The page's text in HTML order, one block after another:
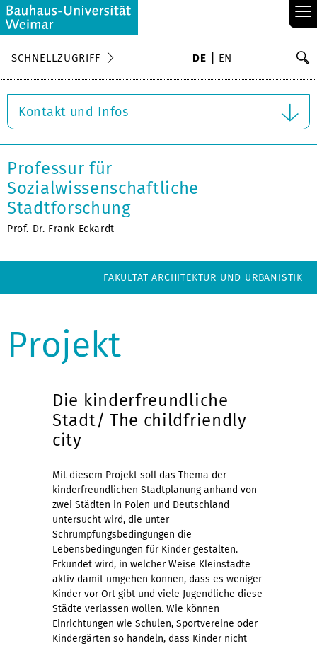
≡
SCHNELLZUGRIFF DE EN
Kontakt und Infos
Professur für
Sozialwissenschaftliche
Stadtforschung
Prof. Dr. Frank Eckardt
FAKULTÄT ARCHITEKTUR UND URBANISTIK
Projekt
Die kinderfreundliche
Stadt/ The childfriendly
city
Mit diesem Projekt soll das Thema der
kinderfreundlichen Stadtplanung anhand von
zwei Städten in Polen und Deutschland
untersucht wird, die unter
Schrumpfungsbedingungen die
Lebensbedingungen für Kinder gestalten.
Erkundet wird, in welcher Weise Kleinstädte
aktiv damit umgehen können, dass es weniger
Kinder vor Ort gibt und viele Jugendliche diese
Städte verlassen wollen. Wie können
Einrichtungen wie Schulen, Sportvereine oder
Kindergärten so handeln, dass Kinder nicht